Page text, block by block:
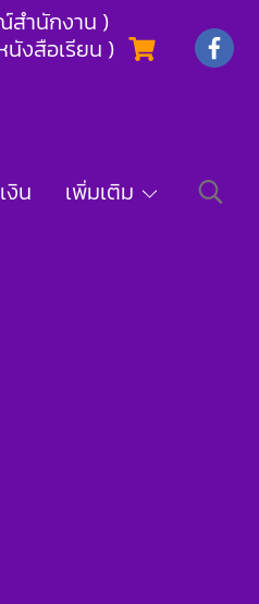
สำนักงาน )
งสือเรียน )
งิน เพิ่มเติม